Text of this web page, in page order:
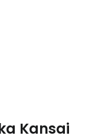
Kansai